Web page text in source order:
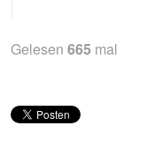
Gelesen 665 mal